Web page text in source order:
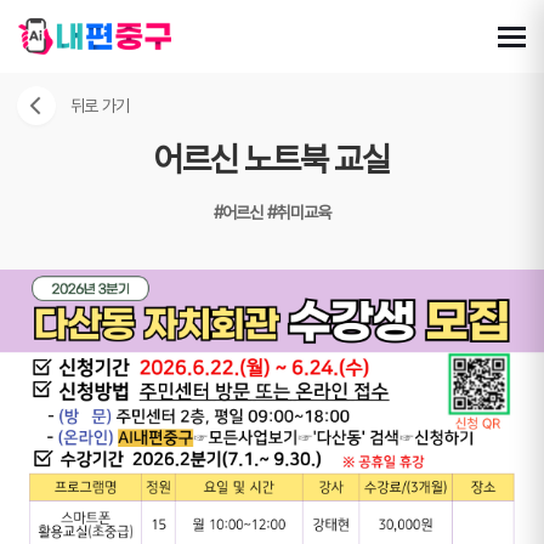
뒤로 가기
어르신 노트북 교실
#어르신#취미교육